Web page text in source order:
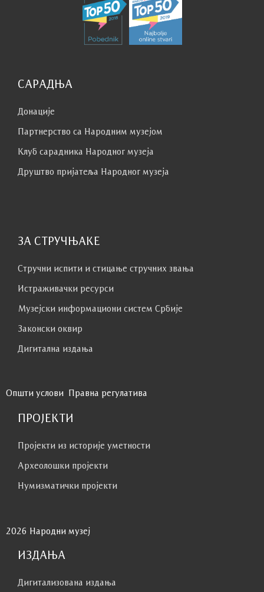
САРАДЊА
Донације
Партнерство са Народним музејoм
Клуб сaрaдникa Народног музеја
Друштво пријатеља Народног музеја
ЗА СТРУЧЊАКЕ
Стручни испити и стицање стручних звања
Истраживачки ресурси
Музејски информациони систем Србије
Законски оквир
Дигитална издања
Општи услови Правна регулатива
ПРОЈЕКТИ
Пројекти из историје уметности
Археолошки пројекти
Нумизматички пројекти
2026 Народни музеј
ИЗДАЊА
Дигитализована издања